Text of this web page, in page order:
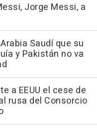
Jorge Messi, a
Saudí que su
y Pakistán no va
a EEUU el cese de
rusa del Consorcio